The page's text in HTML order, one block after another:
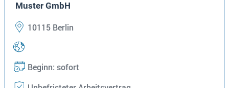
Muster GmbH
10115 Berlin
Beginn: sofort